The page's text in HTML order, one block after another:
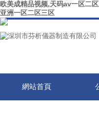
欧美成精品视频,天码av一区二
亚洲一区二区三区
網站首頁